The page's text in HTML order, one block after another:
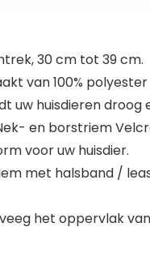
30 cm tot 39 cm.
van 100%
uw huisdieren
en borstriem
voor uw huisdier.
met halsband /
het oppervlak